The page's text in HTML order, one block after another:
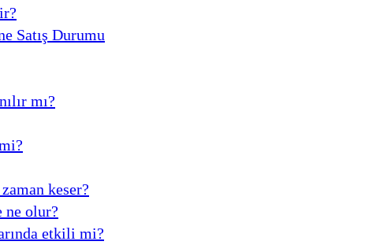
Satış Durumu
mı?
keser?
ne olur?
etkili mi?